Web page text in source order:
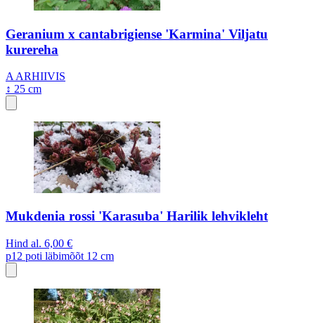
Geranium x cantabrigiense 'Karmina' Viljatu
kurereha
AARHIIVIS
↕ 25 cm
Mukdenia rossi 'Karasuba' Harilik lehvikleht
Hind al. 6,00 €
p12 poti läbimõõt 12 cm